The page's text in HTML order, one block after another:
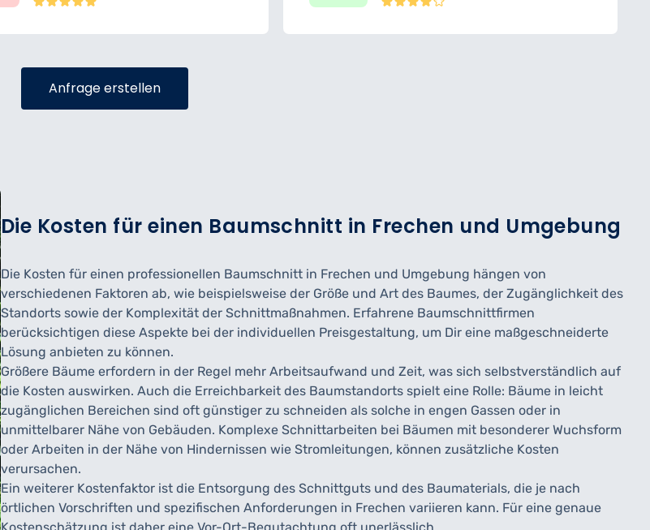
Anfrage erstellen
Die Kosten für einen Baumschnitt in Frechen und Umgebung
Die Kosten für einen professionellen Baumschnitt in Frechen und Umgebung hängen von
verschiedenen Faktoren ab, wie beispielsweise der Größe und Art des Baumes, der Zugänglichkeit des
Standorts sowie der Komplexität der Schnittmaßnahmen. Erfahrene Baumschnittfirmen
berücksichtigen diese Aspekte bei der individuellen Preisgestaltung, um Dir eine maßgeschneiderte
Lösung anbieten zu können.
Größere Bäume erfordern in der Regel mehr Arbeitsaufwand und Zeit, was sich selbstverständlich auf
die Kosten auswirken. Auch die Erreichbarkeit des Baumstandorts spielt eine Rolle: Bäume in leicht
zugänglichen Bereichen sind oft günstiger zu schneiden als solche in engen Gassen oder in
unmittelbarer Nähe von Gebäuden. Komplexe Schnittarbeiten bei Bäumen mit besonderer Wuchsform
oder Arbeiten in der Nähe von Hindernissen wie Stromleitungen, können zusätzliche Kosten
verursachen.
Ein weiterer Kostenfaktor ist die Entsorgung des Schnittguts und des Baumaterials, die je nach
örtlichen Vorschriften und spezifischen Anforderungen in Frechen variieren kann. Für eine genaue
Kostenschätzung ist daher eine Vor-Ort-Begutachtung oft unerlässlich.